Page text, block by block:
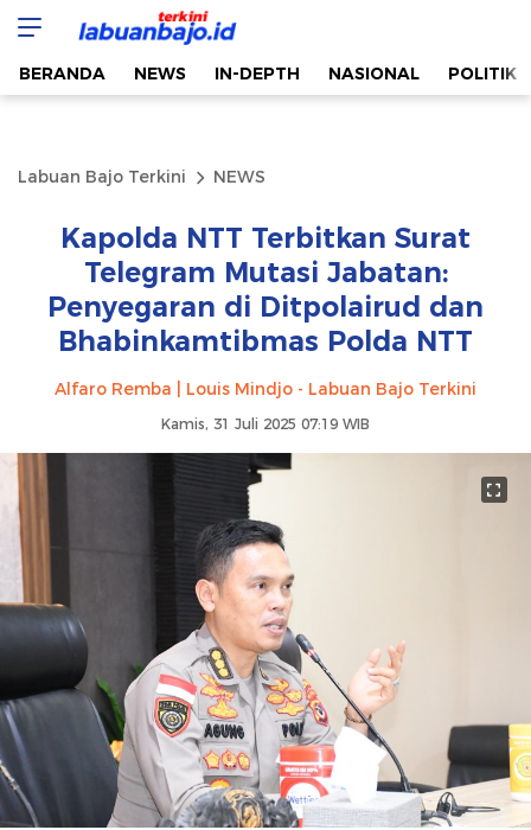
Labuan Bajo Terkini
Aktual & Berimbang
BERANDA NEWS IN-DEPTH NASIONAL POLITIK
Labuan Bajo Terkini NEWS
Kapolda NTT Terbitkan Surat
Telegram Mutasi Jabatan:
Penyegaran di Ditpolairud dan
Bhabinkamtibmas Polda NTT
Alfaro Remba | Louis Mindjo - Labuan Bajo Terkini
Kamis, 31 Juli 2025 07:19 WIB